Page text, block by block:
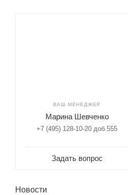
ВАШ МЕНЕДЖЕР
Марина Шевченко
+7 (495) 128-10-20 доб.555
Задать вопрос
Новости